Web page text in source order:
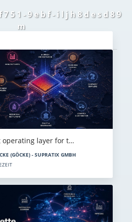
5 1 - 9 e b f - i l j h 8 d e s d 8 9
m
operating layer for t…
(GÖCKE) - SUPRATIX GMBH